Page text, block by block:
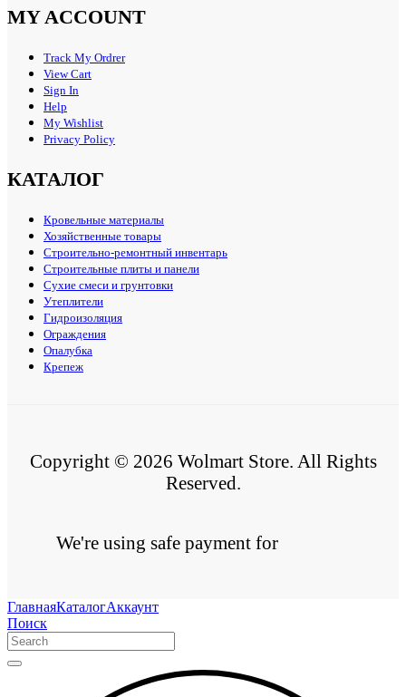
MY ACCOUNT
Track My Ordrer
View Cart
Sign In
Help
My Wishlist
Privacy Policy
КАТАЛОГ
Кровельные материалы
Хозяйственные товары
Строительно-ремонтный инвентарь
Строительные плиты и панели
Сухие смеси и грунтовки
Утеплители
Гидроизоляция
Ограждения
Опалубка
Крепеж
Copyright © 2026 Wolmart Store. All Rights
Reserved.
We're using safe payment for
ГлавнаяКаталогАккаунт
Поиск